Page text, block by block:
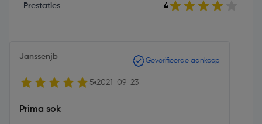
Prestaties 4
Janssenjb Geverifieerde aankoop
5 2021-09-23
Prima sok